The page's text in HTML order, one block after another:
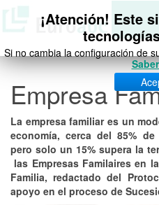
Empresa
La empresa familiar es un
economía, cerca del 85%
pero solo un 15% supera la
las Empresas Familaires en
Familia, redactado del
apoyo en el proceso de
¡Atención! Este
Si no cambia la configuración de